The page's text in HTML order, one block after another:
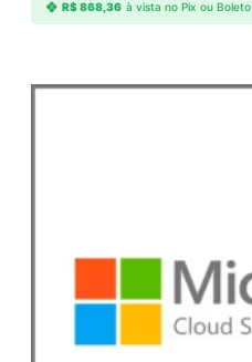
R$868,36 à vista no Pix ou Boleto